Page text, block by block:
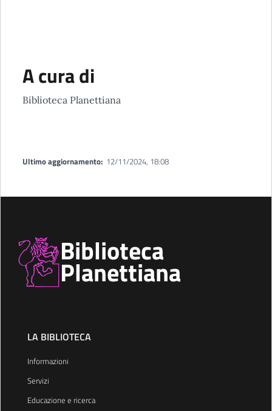
A cura di
Biblioteca Planettiana
Ultimo aggiornamento: 12/11/2024, 18:08
Biblioteca
Planettiana
LA BIBLIOTECA
Informazioni
Servizi
Educazione e ricerca